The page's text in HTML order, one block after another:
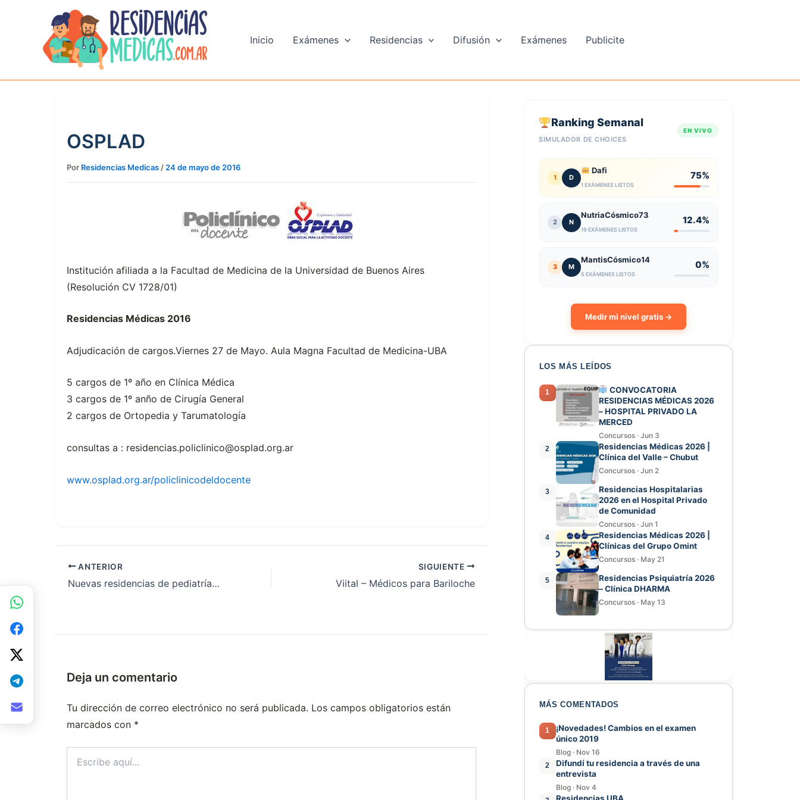
Inicio Exámenes Residencias Difusión Exámenes Publicite
OSPLAD
Por Residencias Medicas / 24 de mayo de 2016
Institución afiliada a la Facultad de Medicina de la Universidad de Buenos Aires
(Resolución CV 1728/01)
Residencias Médicas 2016
Adjudicación de cargos.Viernes 27 de Mayo. Aula Magna Facultad de Medicina-UBA
5 cargos de 1º año en Clínica Médica
3 cargos de 1º anño de Cirugía General
2 cargos de Ortopedia y Tarumatología
consultas a : residencias.policlinico@osplad.org.ar
www.osplad.org.ar/policlinicodeldocente
ANTERIOR
Nuevas residencias de pediatría en Tandil
SIGUIENTE
Viital – Médicos para Bariloche
Deja un comentario
Tu dirección de correo electrónico no será publicada. Los campos obligatorios están
marcados con *
aquí...
Ranking Semanal
SIMULADOR DE CHOICES
EN VIVO
1 D
Dafi
1 EXÁMENES LISTOS
75%
2 N
NutriaCósmico73
19 EXÁMENES LISTOS
12.4%
3 M
MantisCósmico14
5 EXÁMENES LISTOS
0%
Medir mi nivel gratis →
LOS MÁS LEÍDOS
1
CONVOCATORIA
RESIDENCIAS MÉDICAS 2026
– HOSPITAL PRIVADO LA
MERCED
Concursos · Jun 3
2
Residencias Médicas 2026 |
Clínica del Valle – Chubut
Concursos · Jun 2
3
Residencias Hospitalarias
2026 en el Hospital Privado
de Comunidad
Concursos · Jun 1
4
Residencias Médicas 2026 |
Clínicas del Grupo Omint
Concursos · May 21
5
Residencias Psiquiatría 2026
– Clínica DHARMA
Concursos · May 13
MÁS COMENTADOS
1
¡Novedades! Cambios en el examen
único 2019
Blog · Nov 16
2
Difundí tu residencia a través de una
entrevista
Blog · Nov 4
Residencias UBA